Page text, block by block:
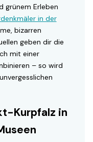
grünem Erleben
in der
bizarren
geben dir die
mit einer
– so wird
Kurpfalz in